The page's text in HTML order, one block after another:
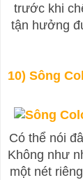
trước khi
tận hưởng
10) Sông
Có thể nói
Không như
một nét